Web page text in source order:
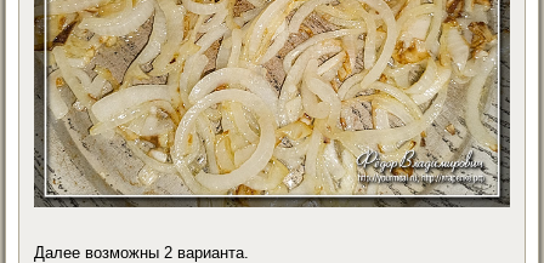
Далее возможны 2 варианта.